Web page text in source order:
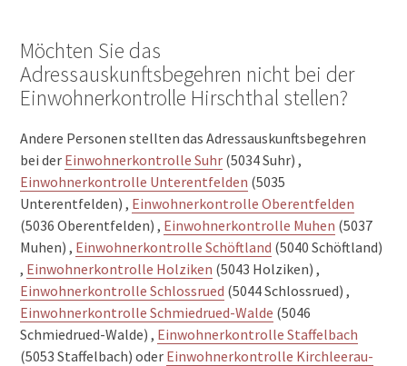
Möchten Sie das
Adressauskunftsbegehren nicht bei der
Einwohnerkontrolle Hirschthal stellen?
Andere Personen stellten das Adressauskunftsbegehren
bei der Einwohnerkontrolle Suhr (5034 Suhr) ,
Einwohnerkontrolle Unterentfelden (5035
Unterentfelden) , Einwohnerkontrolle Oberentfelden
(5036 Oberentfelden) , Einwohnerkontrolle Muhen (5037
Muhen) , Einwohnerkontrolle Schöftland (5040 Schöftland)
, Einwohnerkontrolle Holziken (5043 Holziken) ,
Einwohnerkontrolle Schlossrued (5044 Schlossrued) ,
Einwohnerkontrolle Schmiedrued-Walde (5046
Schmiedrued-Walde) , Einwohnerkontrolle Staffelbach
(5053 Staffelbach) oder Einwohnerkontrolle Kirchleerau-